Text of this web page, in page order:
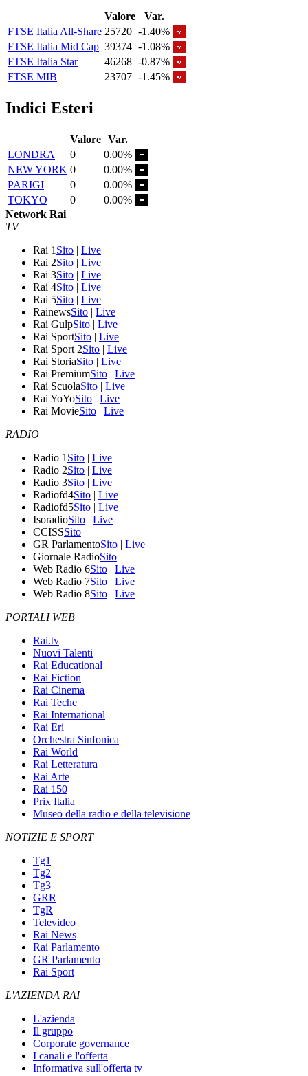
Valore
Var.
FTSE Italia All-Share 25720 -1.40%
FTSE Italia Mid Cap 39374 -1.08%
FTSE Italia Star
46268 -0.87%
FTSE MIB
23707 -1.45%
Indici Esteri
Valore Var.
LONDRA
0
0.00%
NEW YORK 0
0.00%
PARIGI
0
0.00%
TOKYO
0
0.00%
Network Rai
TV
Rai 1 Sito | Live
Rai 2Sito | Live
Rai 3Sito | Live
Rai 4Sito | Live
Rai 5Sito | Live
RainewsSito | Live
Rai GulpSito | Live
Rai SportSito | Live
Rai Sport 2Sito | Live
Rai StoriaSito | Live
Rai PremiumSito | Live
Rai ScuolaSito | Live
Rai YoYoSito | Live
Rai MovieSito | Live
RADIO
Radio 1 Sito | Live
Radio 2Sito | Live
Radio 3Sito | Live
Radiofd4Sito | Live
Radiofd5Sito | Live
IsoradioSito | Live
CCISSSito
GR ParlamentoSito | Live
Giornale RadioSito
Web Radio 6Sito | Live
Web Radio 7Sito | Live
Web Radio 8Sito | Live
PORTALI WEB
Rai.tv
Nuovi Talenti
Rai Educational
Rai Fiction
Rai Cinema
Rai Teche
Rai International
Rai Eri
Orchestra Sinfonica
Rai World
Rai Letteratura
Rai Arte
Rai 150
Prix Italia
Museo della radio e della televisione
NOTIZIE E SPORT
Tg1
Tg2
Tg3
GRR
TgR
Televideo
Rai News
Rai Parlamento
GR Parlamento
Rai Sport
L'AZIENDA RAI
L'azienda
Il gruppo
Corporate governance
I canali e l'offerta
Informativa sull'offerta tv